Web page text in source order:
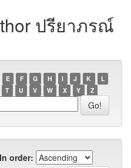
ปรียาภรณ์
E F G H I J K
L
T U V W X Y Z
In order: